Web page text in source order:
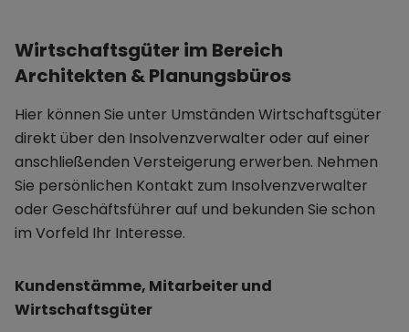
Wirtschaftsgüter im Bereich
Architekten & Planungsbüros
Hier können Sie unter Umständen Wirtschaftsgüter
direkt über den Insolvenzverwalter oder auf einer
anschließenden Versteigerung erwerben. Nehmen
Sie persönlichen Kontakt zum Insolvenzverwalter
oder Geschäftsführer auf und bekunden Sie schon
im Vorfeld Ihr Interesse.
Kundenstämme, Mitarbeiter und
Wirtschaftsgüter